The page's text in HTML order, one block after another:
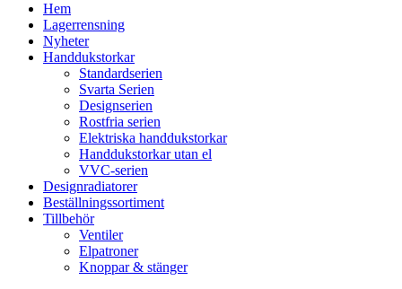
Hem
Lagerrensning
Nyheter
Handdukstorkar
Standardserien
Svarta Serien
Designserien
Rostfria serien
Elektriska handdukstorkar
Handdukstorkar utan el
VVC-serien
Designradiatorer
Beställningssortiment
Tillbehör
Ventiler
Elpatroner
Knoppar & stänger